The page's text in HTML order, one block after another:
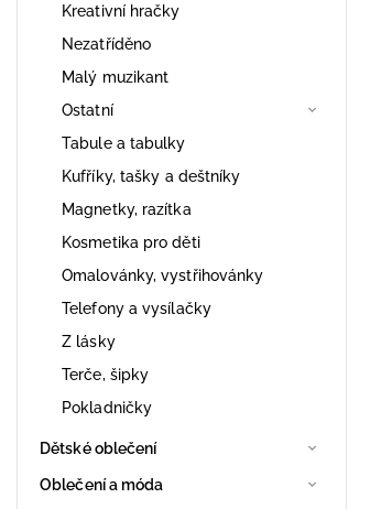
Kreativní hračky
Nezatříděno
Malý muzikant
Ostatní
Tabule a tabulky
Kufříky, tašky a deštníky
Magnetky, razítka
Kosmetika pro děti
Omalovánky, vystřihovánky
Telefony a vysílačky
Z lásky
Terče, šipky
Pokladničky
Dětské oblečení
Oblečení a móda